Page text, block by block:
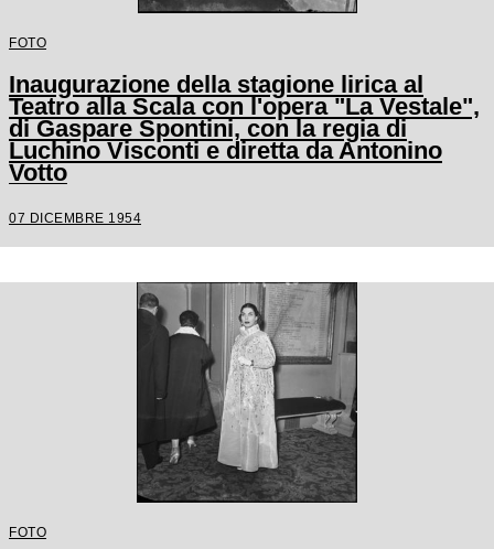
FOTO
Inaugurazione della stagione lirica al
Teatro alla Scala con l'opera "La Vestale",
di Gaspare Spontini, con la regia di
Luchino Visconti e diretta da Antonino
Votto
07 DICEMBRE 1954
FOTO